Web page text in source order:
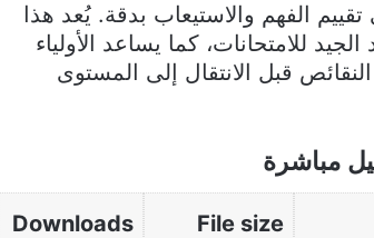
الفهم والاستيعاب بدقة. يُعد هذا
للامتحانات، كما يساعد الأولياء
قبل الانتقال إلى المستوى
مباشرة
File size
Downloads